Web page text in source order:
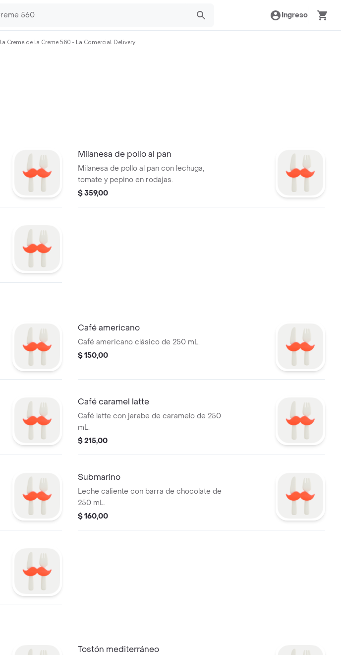
Ingreso
la Creme de la Creme 560 - La Comercial Delivery
Milanesa de pollo al pan
Milanesa de pollo al pan con lechuga,
tomate y pepino en rodajas.
$ 359,00
Café americano
Café americano clásico de 250 mL.
$ 150,00
Café caramel latte
Café latte con jarabe de caramelo de 250
mL.
$ 215,00
Submarino
Leche caliente con barra de chocolate de
250 mL.
$ 160,00
Tostón mediterráneo